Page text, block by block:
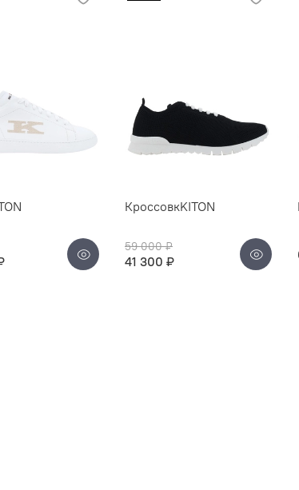
КроссовкKITON
59 000 ₽
41 300 ₽